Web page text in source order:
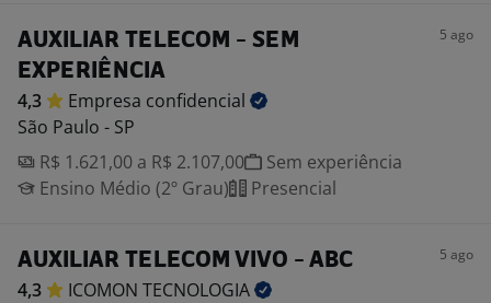
AUXILIAR TELECOM - SEM
EXPERIÊNCIA
5 ago
4,3 Empresa confidencial
São Paulo - SP
R$ 1.621,00 a R$ 2.107,00
Sem experiência
Ensino Médio (2º Grau)
Presencial
AUXILIAR TELECOM VIVO - ABC 5 ago
4,3 ICOMON TECNOLOGIA